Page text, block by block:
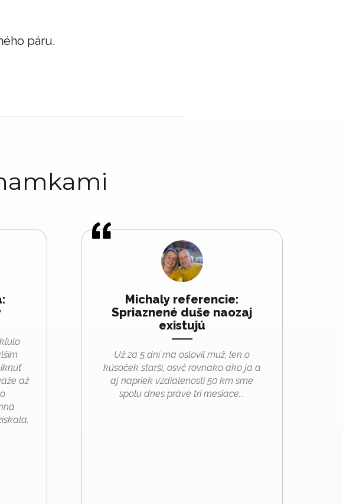
páru.
až
Michaly referencie:
Spriaznené duše naozaj
existujú
Už za 5 dní ma oslovil muž, len o
kúsoček starší, osvč rovnako ako ja a
aj napriek vzdialenosti 50 km sme
spolu dnes práve tri mesiace...